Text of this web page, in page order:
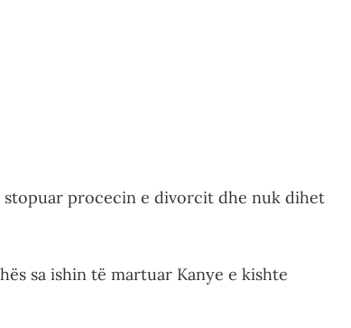
procecin e divorcit dhe nuk dihet
sa ishin të martuar Kanye e kishte